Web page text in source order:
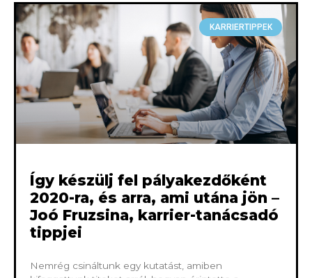
KARRIERTIPPEK
Így készülj fel pályakezdőként
2020-ra, és arra, ami utána jön –
Joó Fruzsina, karrier-tanácsadó
tippjei
Nemrég csináltunk egy kutatást, amiben